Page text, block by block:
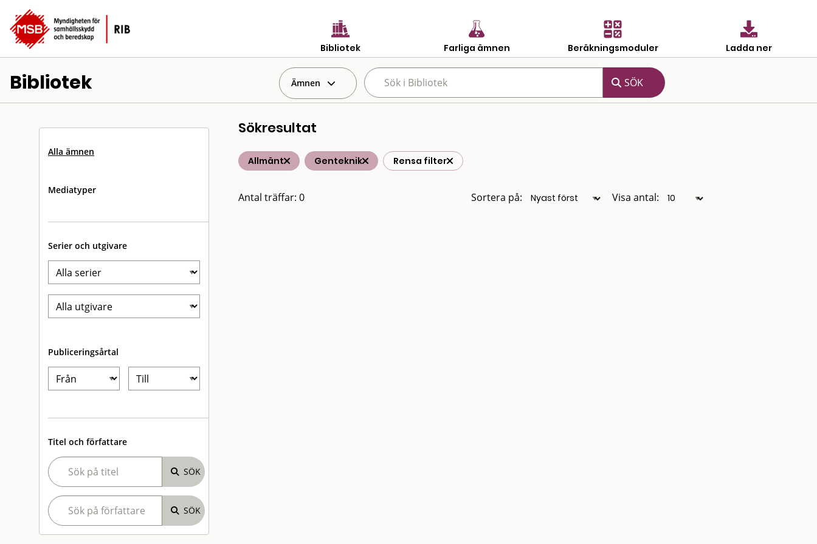
Bibliotek Farliga ämnen Beräkningsmoduler Ladda ner
Bibliotek Ämnen
Alla ämnen
Mediatyper
Serier och utgivare
Publiceringsårtal
Titel och författare
Sökresultat
Allmänt Genteknik Rensa filter
Antal träffar: 0 Sortera på: Visa antal: